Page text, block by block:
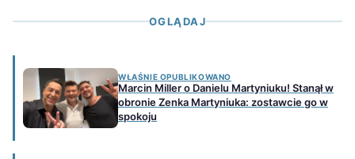
OGLĄDAJ
WŁAŚNIE OPUBLIKOWANO
Marcin Miller o Danielu Martyniuku! Stanął w
obronie Zenka Martyniuka: zostawcie go w
spokoju